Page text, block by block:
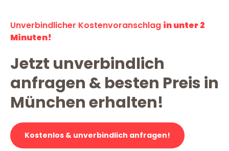
Unverbindlicher Kostenvoranschlag in unter 2
Minuten!
Jetzt unverbindlich
anfragen & besten Preis in
München erhalten!
Kostenlos & unverbindlich anfragen!